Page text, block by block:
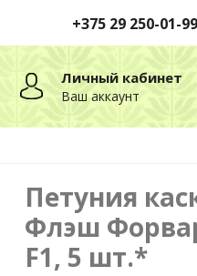
+375 29 250-01-99
автоматически через
круглосуточно без
Личный кабинет
Ваш аккаунт
Петуния
Флэш
F1, 5 шт.*